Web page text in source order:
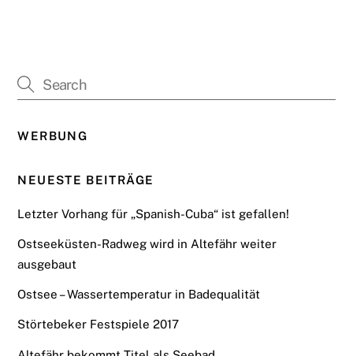
WERBUNG
NEUESTE BEITRÄGE
Letzter Vorhang für „Spanish-Cuba“ ist gefallen!
Ostseeküsten-Radweg wird in Altefähr weiter
ausgebaut
Ostsee – Wassertemperatur in Badequalität
Störtebeker Festspiele 2017